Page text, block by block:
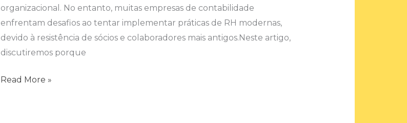
organizacional. No entanto, muitas empresas de contabilidade
enfrentam desafios ao tentar implementar práticas de RH modernas,
devido à resistência de sócios e colaboradores mais antigos.Neste artigo,
discutiremos porque
NA
IMPLANTAÇÃO
DE
UM
Read More »